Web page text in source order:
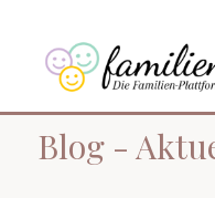
Blog -